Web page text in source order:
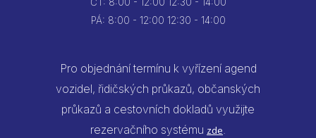
PÁ: 8:00 - 12:00 12:30 - 14:00
Pro objednání termínu k vyřízení agend
vozidel, řidičských průkazů, občanských
průkazů a cestovních dokladů využijte
rezervačního systému zde.